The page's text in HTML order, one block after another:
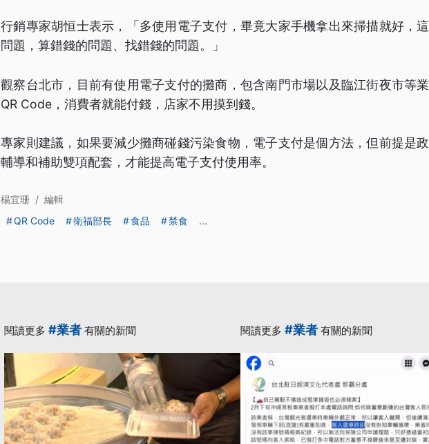
行銷專家胡恒士表示，「多使用電子支付，畢竟大家手機拿出來掃描就好，
問題，算錯錢的問題、找錯錢的問題。」
觀察台北市，目前有使用電子支付的攤商，包含南門市場以及臨江街夜市等
QR Code，消費者就能付錢，店家不用摸到錢。
專家則建議，如果要減少攤商碰錢污染食物，電子支付是個方法，但前提是
輔導和補助雙項配套，才能提高電子支付使用率。
楊宜珊 / 編輯
QR Code
衛福部長 食品 禁食 ...
閱讀更多 #業者 有關的新聞 閱讀更多 #業者 有關的新聞